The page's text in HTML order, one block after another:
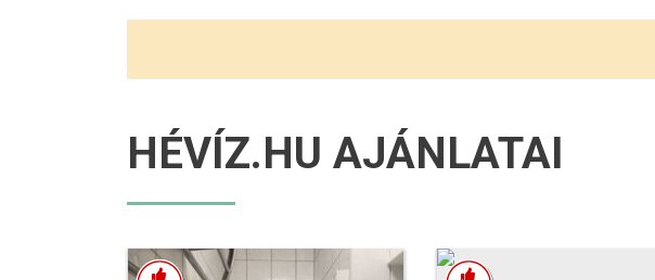
HÉVÍZ.HU AJÁNLATAI